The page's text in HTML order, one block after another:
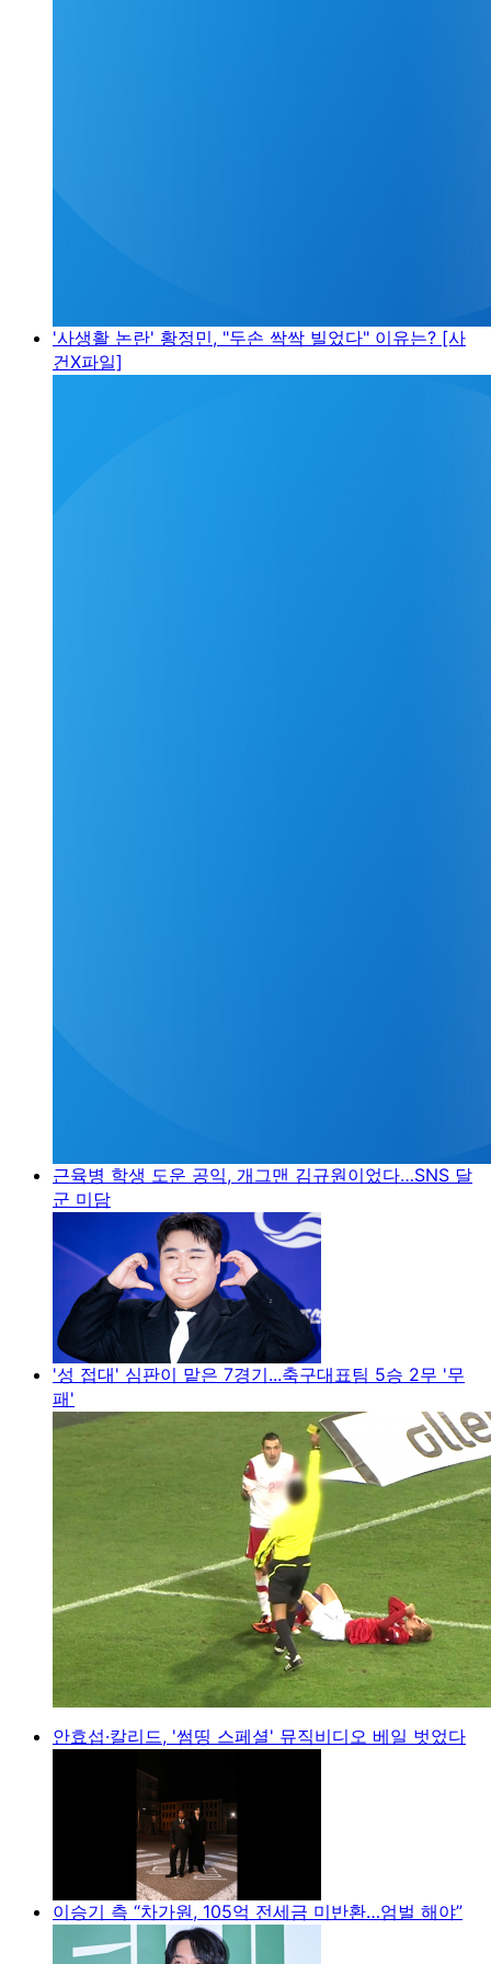
'사생활 논란' 황정민, "두손 싹싹 빌었다" 이유는? [사
건X파일]
근육병 학생 도운 공익, 개그맨 김규원이었다…SNS 달
군 미담
'성 접대' 심판이 맡은 7경기...축구대표팀 5승 2무 '무
패'
안효섭·칼리드, '썸띵 스페셜' 뮤직비디오 베일 벗었다
이승기 측 “차가원, 105억 전세금 미반환…엄벌 해야”